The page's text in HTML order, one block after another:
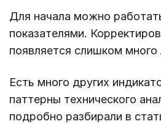
Для начала можно
показателями.
появляется слишком
Есть много других
паттерны технического
подробно разбирали в